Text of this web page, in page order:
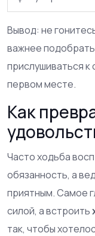
Вывод: не
важнее
прислушиваться
первом месте.
Как
Часто ходьба
обязанность, а
приятным. Самое
силой, а встроить
так, чтобы